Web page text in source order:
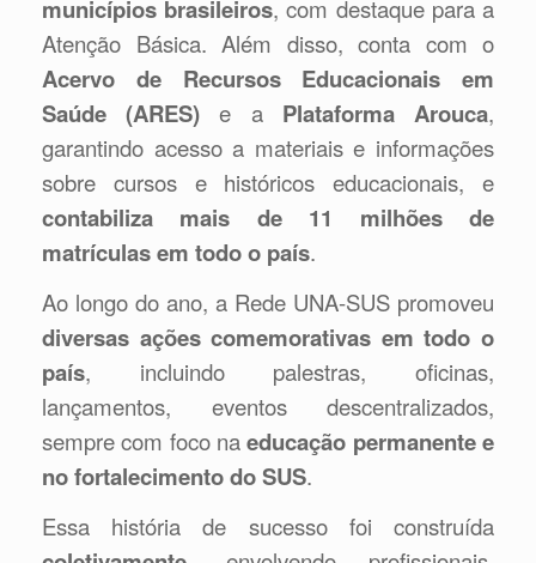
municípios brasileiros, com destaque para a
Atenção Básica. Além disso, conta com o
Acervo de Recursos Educacionais em
Saúde (ARES) e a Plataforma Arouca,
garantindo acesso a materiais e informações
sobre cursos e históricos educacionais, e
contabiliza mais de 11 milhões de
matrículas em todo o país.
Ao longo do ano, a Rede UNA-SUS promoveu
diversas ações comemorativas em todo o
país, incluindo palestras, oficinas,
lançamentos, eventos descentralizados,
sempre com foco naeducação permanente e
no fortalecimento do SUS.
Essa história de sucesso foi construída